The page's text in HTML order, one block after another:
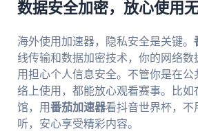
数据安全加密，放心使用
海外使用加速器，隐私安全是关键。
线传输和数据加密技术，你的网络数
用担心个人信息安全。不管你是在公
络上使用，都能放心观看赛事。比如
馆，用番茄加速器看抖音世界杯，不
听，安心享受精彩内容。